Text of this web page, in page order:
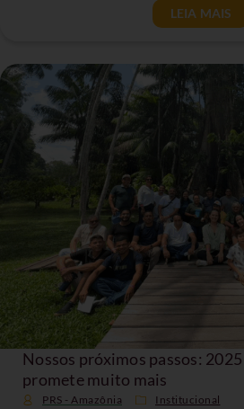
LEIA MAIS
Nossos próximos passos:
promete muito mais
PRS - Amazônia Institucional